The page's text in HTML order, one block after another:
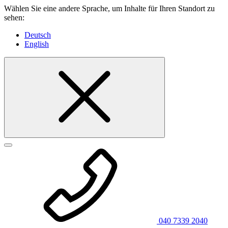
Wählen Sie eine andere Sprache, um Inhalte für Ihren Standort zu
sehen:
Deutsch
English
040 7339 2040